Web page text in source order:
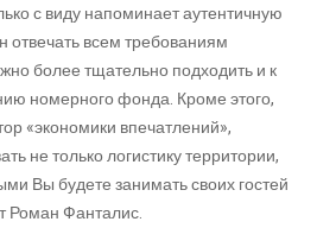
с виду напоминает аутентичную
отвечать всем требованиям
более тщательно подходить и к
номерного фонда. Кроме этого,
«экономики впечатлений»,
не только логистику территории,
Вы будете занимать своих гостей
Роман Фанталис.